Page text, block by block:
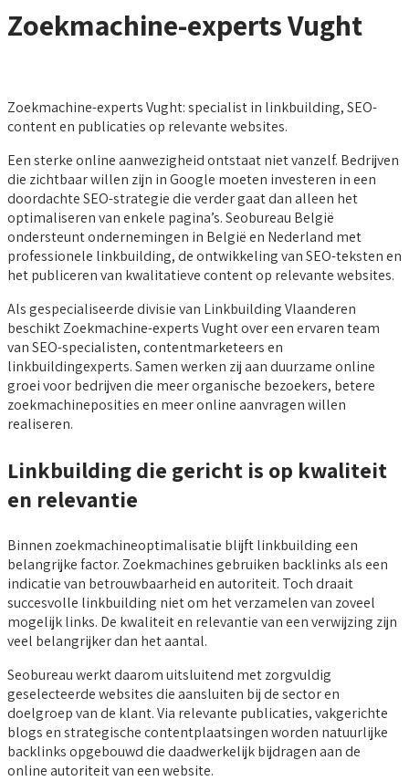
Zoekmachine-experts Vught
Zoekmachine-experts Vught: specialist in linkbuilding, SEO-
content en publicaties op relevante websites.
Een sterke online aanwezigheid ontstaat niet vanzelf. Bedrijven
die zichtbaar willen zijn in Google moeten investeren in een
doordachte SEO-strategie die verder gaat dan alleen het
optimaliseren van enkele pagina’s. Seobureau België
ondersteunt ondernemingen in België en Nederland met
professionele linkbuilding, de ontwikkeling van SEO-teksten en
het publiceren van kwalitatieve content op relevante websites.
Als gespecialiseerde divisie van Linkbuilding Vlaanderen
beschikt Zoekmachine-experts Vught over een ervaren team
van SEO-specialisten, contentmarketeers en
linkbuildingexperts. Samen werken zij aan duurzame online
groei voor bedrijven die meer organische bezoekers, betere
zoekmachineposities en meer online aanvragen willen
realiseren.
Linkbuilding die gericht is op kwaliteit
en relevantie
Binnen zoekmachineoptimalisatie blijft linkbuilding een
belangrijke factor. Zoekmachines gebruiken backlinks als een
indicatie van betrouwbaarheid en autoriteit. Toch draait
succesvolle linkbuilding niet om het verzamelen van zoveel
mogelijk links. De kwaliteit en relevantie van een verwijzing zijn
veel belangrijker dan het aantal.
Seobureau werkt daarom uitsluitend met zorgvuldig
geselecteerde websites die aansluiten bij de sector en
doelgroep van de klant. Via relevante publicaties, vakgerichte
blogs en strategische contentplaatsingen worden natuurlijke
backlinks opgebouwd die daadwerkelijk bijdragen aan de
online autoriteit van een website.